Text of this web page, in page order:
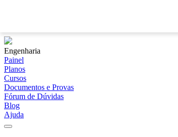
Engenharia
Painel
Planos
Cursos
Documentos e Provas
Fórum de Dúvidas
Blog
Ajuda